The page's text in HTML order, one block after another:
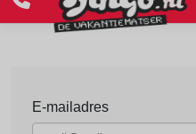
E-mailadres